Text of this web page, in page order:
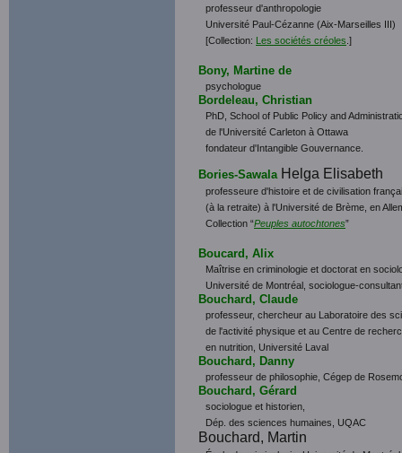
professeur d'anthropologie
Université Paul-Cézanne (Aix-Marseilles III)
[Collection: Les sociétés créoles .]
Bony, Martine de
psychologue
Bordeleau, Christian
PhD, School of Public Policy and
de l'Université Carleton à Ottawa
fondateur d'Intangible Gouvernance.
Bories-Sawala Helga Elisabeth
professeure d'histoire et de civilisation
(à la retraite) à l'Université de Brème, en
Collection “Peuples autochtones”
Boucard, Alix
Maîtrise en criminologie et doctorat en
Université de Montréal, sociologue-
Bouchard, Claude
professeur, chercheur au Laboratoire des
de l'activité physique et au Centre de
en nutrition, Université Laval
Bouchard, Danny
professeur de philosophie, Cégep de
Bouchard, Gérard
sociologue et historien,
Dép. des sciences humaines, UQAC
Bouchard, Martin